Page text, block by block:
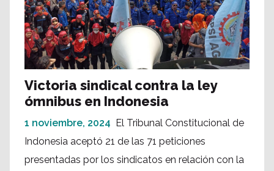
Victoria sindical contra la ley
ómnibus en Indonesia
1 noviembre, 2024 El Tribunal Constitucional de
Indonesia aceptó 21 de las 71 peticiones
presentadas por los sindicatos en relación con la